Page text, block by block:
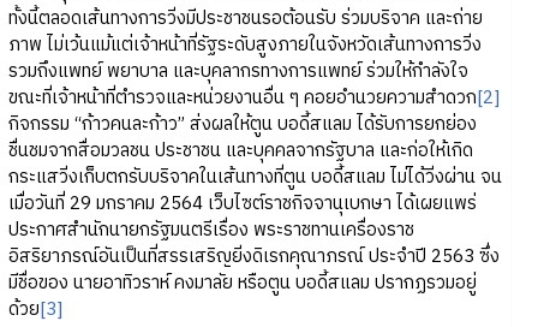
ทั้งนี้ตลอดเส้นทางการวิ่งมีประชาชนรอต้อนรับ ร่วมบริจาค และถ่าย
ภาพ ไม่เว้นแม้แต่เจ้าหน้าที่รัฐระดับสูงภายในจังหวัดเส้นทางการวิ่ง
รวมถึงแพทย์ พยาบาล และบุคลากรทางการแพทย์ ร่วมให้กำลังใจ
ขณะที่เจ้าหน้าที่ตำรวจและหน่วยงานอื่น ๆ คอยอำนวยความสำดวก[2]
กิจกรรม “ก้าวคนละก้าว” ส่งผลให้ตูน บอดี้สแลม ได้รับการยกย่อง
ชื่นชมจากสื่อมวลชน ประชาชน และบุคคลจากรัฐบาล และก่อให้เกิด
กระแสวิ่งเก็บตกรับบริจาคในเส้นทางที่ตูน บอดี้สแลม ไม่ได้วิ่งผ่าน จน
เมื่อวันที่ 29 มกราคม 2564 เว็บไซต์ราชกิจจานุเบกษา ได้เผยแพร่
ประกาศสำนักนายกรัฐมนตรีเรื่อง พระราชทานเครื่องราช
อิสริยาภรณ์อันเป็นที่สรรเสริญยิ่งดิเรกคุณาภรณ์ ประจำปี 2563 ซึ่ง
มีชื่อของ นายอาทิวราห์ คงมาลัย หรือตูน บอดี้สแลม ปรากฏรวมอยู่
ด้วย[3]